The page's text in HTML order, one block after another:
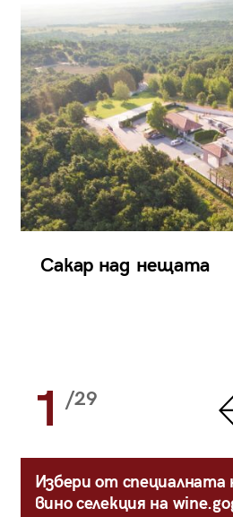
Сакар над нещата
1 /29
Избери от специалната
вино селекция на